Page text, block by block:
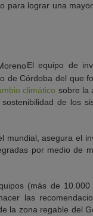
para lograr una
El equipo de
de Córdoba del que
climático sobre la
de los
mundial, asegura el
por medio de
(más de 10.000
las
la zona regable del